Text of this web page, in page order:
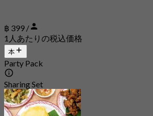
฿ 399 /
1人あたりの税込価格
本
Party Pack
Sharing Set